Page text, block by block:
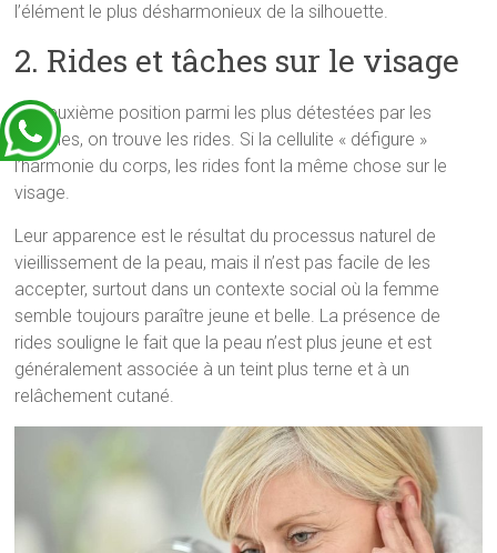
l’élément le plus désharmonieux de la silhouette.
2. Rides et tâches sur le visage
En deuxième position parmi les plus détestées par les
femmes, on trouve les rides. Si la cellulite « défigure »
l’harmonie du corps, les rides font la même chose sur le
visage.
Leur apparence est le résultat du processus naturel de
vieillissement de la peau, mais il n’est pas facile de les
accepter, surtout dans un contexte social où la femme
semble toujours paraître jeune et belle. La présence de
rides souligne le fait que la peau n’est plus jeune et est
généralement associée à un teint plus terne et à un
relâchement cutané.